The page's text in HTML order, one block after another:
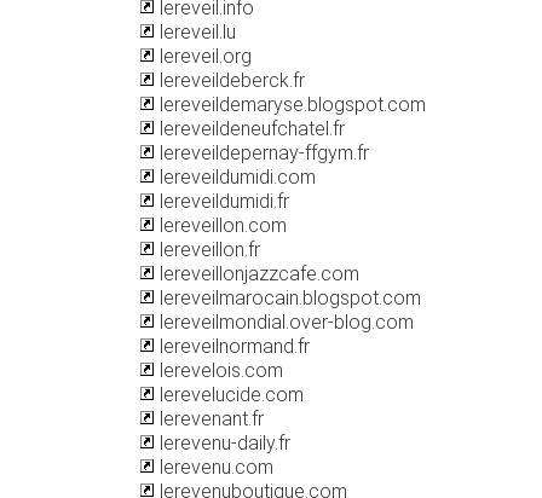
lereveil.info
lereveil.lu
lereveil.org
lereveildeberck.fr
lereveildemaryse.blogspot.com
lereveildeneufchatel.fr
lereveildepernay-ffgym.fr
lereveildumidi.com
lereveildumidi.fr
lereveillon.com
lereveillon.fr
lereveillonjazzcafe.com
lereveilmarocain.blogspot.com
lereveilmondial.over-blog.com
lereveilnormand.fr
lerevelois.com
lerevelucide.com
lerevenant.fr
lerevenu-daily.fr
lerevenu.com
lerevenuboutique.com